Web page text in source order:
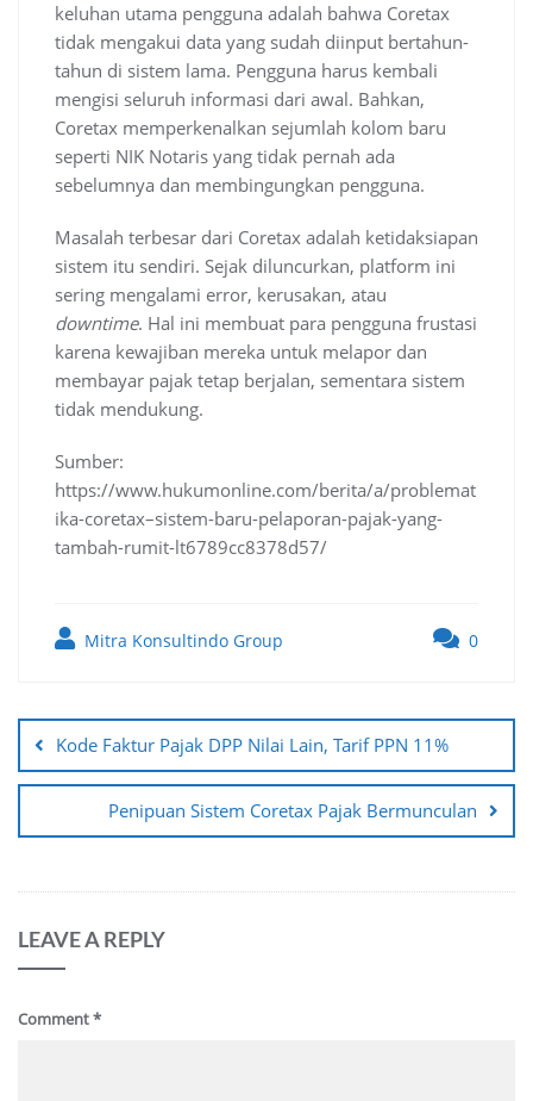
keluhan utama pengguna adalah bahwa Coretax
tidak mengakui data yang sudah diinput bertahun-
tahun di sistem lama. Pengguna harus kembali
mengisi seluruh informasi dari awal. Bahkan,
Coretax memperkenalkan sejumlah kolom baru
seperti NIK Notaris yang tidak pernah ada
sebelumnya dan membingungkan pengguna.
Masalah terbesar dari Coretax adalah ketidaksiapan
sistem itu sendiri. Sejak diluncurkan, platform ini
sering mengalami error, kerusakan, atau
downtime. Hal ini membuat para pengguna frustasi
karena kewajiban mereka untuk melapor dan
membayar pajak tetap berjalan, sementara sistem
tidak mendukung.
Sumber:
https://www.hukumonline.com/berita/a/problemat
ika-coretax–sistem-baru-pelaporan-pajak-yang-
tambah-rumit-lt6789cc8378d57/
Mitra Konsultindo Group 0
navigation
Kode Faktur Pajak DPP Nilai Lain, Tarif PPN 11%
Penipuan Sistem Coretax Pajak Bermunculan
LEAVE A REPLY
Comment*